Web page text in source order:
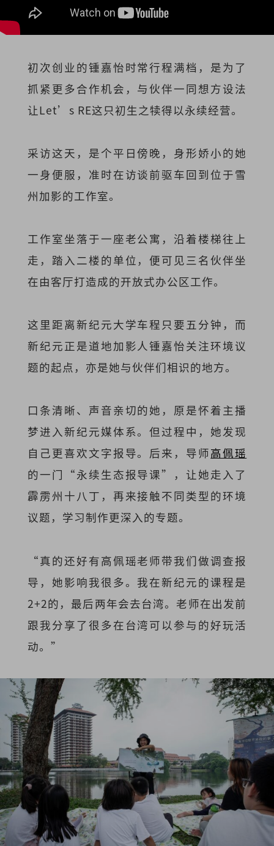
初次创业的锺嘉怡时常行程满档，是为了
抓紧更多合作机会，与伙伴一同想方设法
让Let’s RE这只初生之犊得以永续经营。
采访这天，是个平日傍晚，身形娇小的她
一身便服，准时在访谈前驱车回到位于雪
州加影的工作室。
工作室坐落于一座老公寓，沿着楼梯往上
走，踏入二楼的单位，便可见三名伙伴坐
在由客厅打造成的开放式办公区工作。
这里距离新纪元大学车程只要五分钟，而
新纪元正是道地加影人锺嘉怡关注环境议
题的起点，亦是她与伙伴们相识的地方。
口条清晰、声音亲切的她，原是怀着主播
梦进入新纪元媒体系。但过程中，她发现
自己更喜欢文字报导。后来，导师高佩瑶
的一门“永续生态报导课”，让她走入了
霹雳州十八丁，再来接触不同类型的环境
议题，学习制作更深入的专题。
“真的还好有高佩瑶老师带我们做调查报
导，她影响我很多。我在新纪元的课程是
2+2的，最后两年会去台湾。老师在出发前
跟我分享了很多在台湾可以参与的好玩活
动。”